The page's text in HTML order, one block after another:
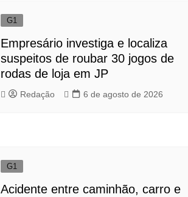
G1
Empresário investiga e localiza
suspeitos de roubar 30 jogos de
rodas de loja em JP
Redação 6 de agosto de 2026
G1
Acidente entre caminhão, carro e